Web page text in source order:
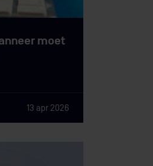
moet
13 apr 2026